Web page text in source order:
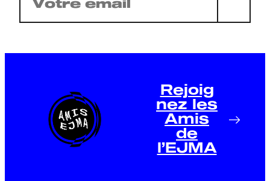
mail
(Nécessaire)
Rejoig
nez les
Amis
de
l’EJMA